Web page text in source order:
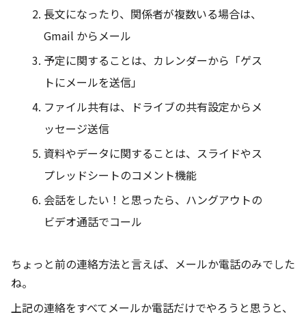
長文になったり、関係者が複数いる場合は、
Gmail からメール
予定に関することは、カレンダーから「ゲス
トにメールを送信」
ファイル共有は、ドライブの共有設定からメ
ッセージ送信
資料やデータに関することは、スライドやス
プレッドシートのコメント機能
会話をしたい！と思ったら、ハングアウトの
ビデオ通話でコール
ちょっと前の連絡方法と言えば、メールか電話のみでした
ね。
上記の連絡をすべてメールか電話だけでやろうと思うと、